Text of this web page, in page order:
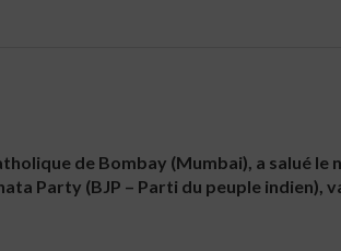
de Bombay (Mumbai), a salué le
Party (BJP – Parti du peuple indien),